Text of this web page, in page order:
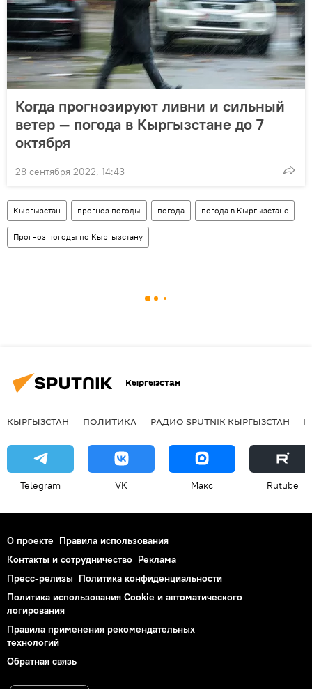
Когда прогнозируют ливни и сильный
ветер — погода в Кыргызстане до 7
октября
28 сентября 2022, 14:43
Кыргызстан прогноз погоды погода погода в Кыргызстане
Прогноз погоды по Кыргызстану
Кыргызстан
КЫРГЫЗСТАН ПОЛИТИКА РАДИО SPUTNIK КЫРГЫЗСТАН
Telegram VK Макс Rutube
О проекте Правила использования
Контакты и сотрудничество Реклама
Пресс-релизы Политика конфиденциальности
Политика использования Cookie и автоматического
логирования
Правила применения рекомендательных
технологий
Обратная связь